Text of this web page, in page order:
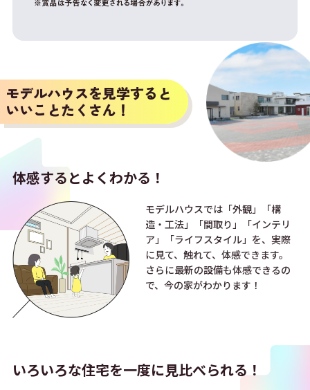
モデルハウスを見学すると
いいことたくさん！
体感するとよくわかる！
モデルハウスでは「外観」「構
造・工法」「間取り」「インテリ
ア」「ライフスタイル」を、実際
に見て、触れて、体感できます。
さらに最新の設備も体感できるの
で、今の家がわかります！
いろいろな住宅を一度に見比べられる！